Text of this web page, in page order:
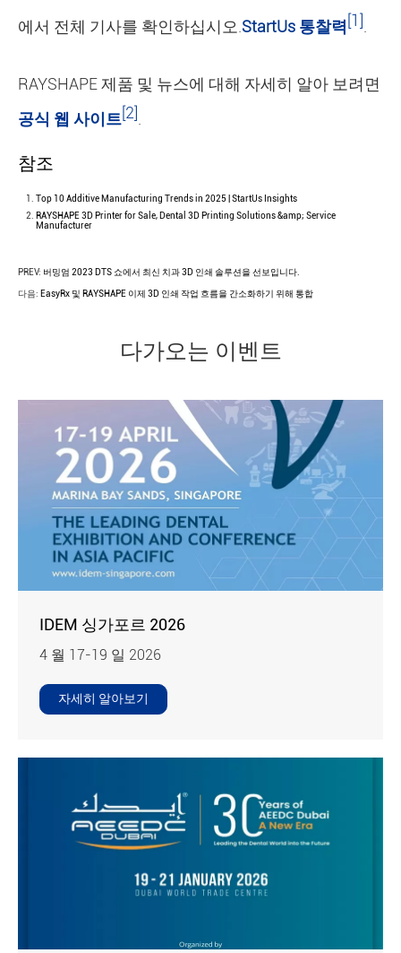
에서 전체 기사를 확인하십시오. StartUs 통찰력[1]
RAYSHAPE 제품 및 뉴스에 대해 자세히 알아 보려면
공식 웹 사이트[2]
참조
Top 10 Additive Manufacturing Trends in 2025 | StartUs Insights
RAYSHAPE 3D Printer for Sale, Dental 3D Printing Solutions &amp; Service
Manufacturer
PREV: 버밍엄 2023 DTS 쇼에서 최신 치과 3D 인쇄 솔루션을 선보입니다.
다음: EasyRx 및 RAYSHAPE 이제 3D 인쇄 작업 흐름을 간소화하기 위해 통합
다가오는 이벤트
IDEM 싱가포르 2026
4 월 17-19 일 2026
자세히 알아보기